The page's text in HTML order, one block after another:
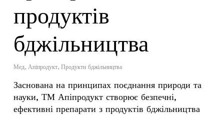
продуктів
бджільництва
Мед, Апіпродукт, Продукти бджільництва
Заснована на принципах поєднання природи та
науки, ТМ Апіпродукт створює безпечні,
ефективні препарати з продуктів бджільництва